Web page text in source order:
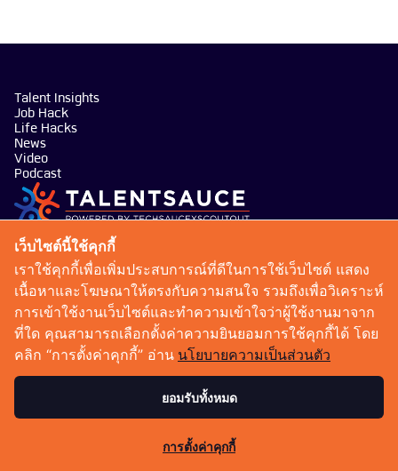
Talent Insights
Job Hack
Life Hacks
News
Video
Podcast
บริษัท เทคซอส มีเดีย จำกัด
101 ทรู ดิจิทัล พาร์ค อาคาร กริฟฟิน ชั้น 14 ห้อง 1401
ถนนสุขุมวิท แขวงบางจาก เขตพระโขนง กรุงเทพมหานคร
10260
talentsauce@techsauce.co
02-001-5375
Copyright 2026 : Techsauce All rights reserved.
เว็บไซต์นี้ใช้คุกกี้
เราใช้คุกกี้เพื่อเพิ่มประสบการณ์ที่ดีในการใช้เว็บไซต์ แสดง
เนื้อหาและโฆษณาให้ตรงกับความสนใจ รวมถึงเพื่อวิเคราะห์
การเข้าใช้งานเว็บไซต์และทำความเข้าใจว่าผู้ใช้งานมาจาก
ที่ใด คุณสามารถเลือกตั้งค่าความยินยอมการใช้คุกกี้ได้ โดย
คลิก “การตั้งค่าคุกกี้” อ่าน นโยบายความเป็นส่วนตัว
ยอมรับทั้งหมด
การตั้งค่าคุกกี้